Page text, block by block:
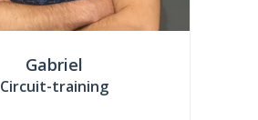
Gabriel
Circuit-training